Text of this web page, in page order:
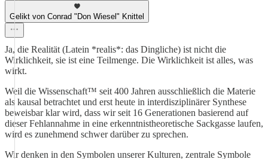
Gelikt von Conrad "Don Wiesel" Knittel
Ja, die Realität (Latein *realis*: das Dingliche) ist nicht die
Wirklichkeit, sie ist eine Teilmenge. Die Wirklichkeit ist alles, was
wirkt.
Weil die Wissenschaft™ seit 400 Jahren ausschließlich die Materie
als kausal betrachtet und erst heute in interdisziplinärer Synthese
beweisbar klar wird, dass wir seit 16 Generationen basierend auf
dieser Fehlannahme in eine erkenntnistheoretische Sackgasse laufen,
wird es zunehmend schwer darüber zu sprechen.
Wir denken in den Symbolen unserer Kulturen, zentrale Symbole